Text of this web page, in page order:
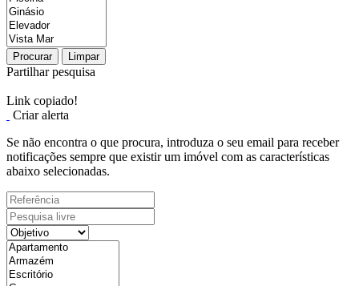
Procurar Limpar
Partilhar pesquisa
Link copiado!
Criar alerta
Se não encontra o que procura, introduza o seu email para receber
notificações sempre que existir um imóvel com as características
abaixo selecionadas.